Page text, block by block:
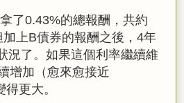
了0.43%的總報酬，共約
加上B債券的報酬之後， 4年
況了。如果這個利率繼續維
增加（愈來愈接近
更大。